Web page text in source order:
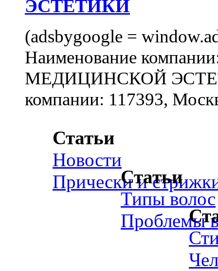
ЭСТЕТИКИ
(adsbygoogle =
Наименование
МЕДИЦИНСКОЙ
компании: 117393,
Статьи
Новости
Прически иСтатьи
Типы волос
Проблемы